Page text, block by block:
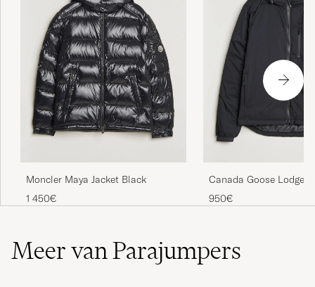
Moncler Maya Jacket Black
1 450€
Canada Goose Lodge
950€
Meer van Parajumpers